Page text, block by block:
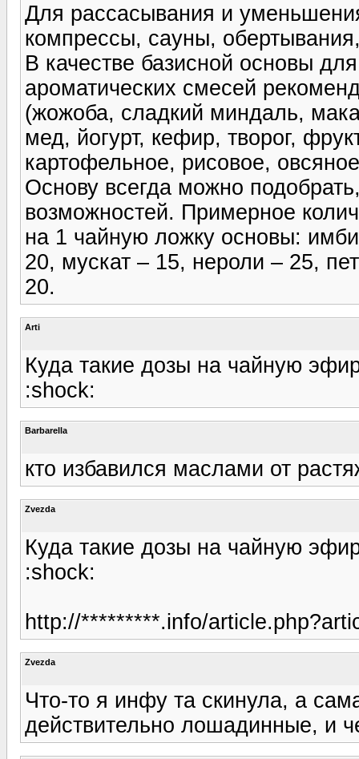
Для рассасывания и
компрессы, сауны,
В качестве базисной основы
ароматических смесей
(жожоба, сладкий миндаль,
мед, йогурт, кефир, творог,
картофельное, рисовое,
Основу всегда можно
возможностей. Примерное
на 1 чайную ложку основы:
20, мускат – 15, нероли – 25,
20.
Arti
Куда такие дозы на чайную
:shock:
Barbarella
кто избавился маслами от
Zvezda
Куда такие дозы на чайную
:shock:
http://*********.info/
Zvezda
Что-то я инфу та скинула, а
действительно лошадинные, и